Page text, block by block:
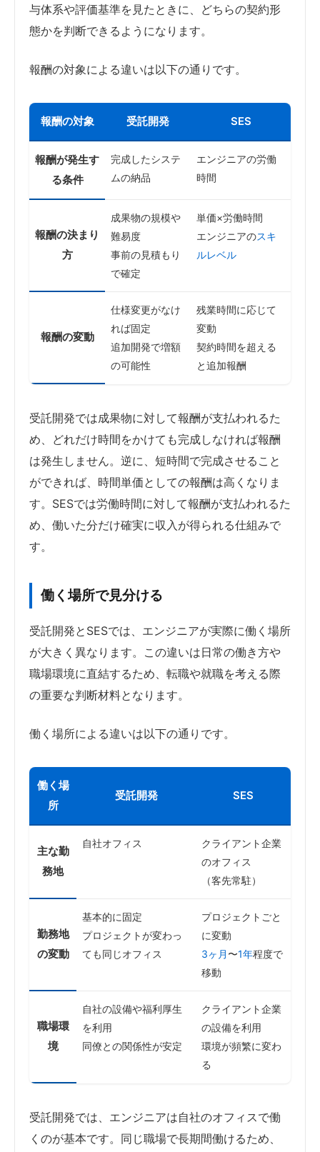
与体系や評価基準を見たときに、どちらの契約形
態かを判断できるようになります。
報酬の対象による違いは以下の通りです。
報酬の対象 受託開発 SES
報酬が発生す
る条件
完成したシステ
ムの納品
エンジニアの労働
時間
報酬の決まり
方
成果物の規模や
難易度
事前の見積もり
で確定
単価×労働時間
エンジニアのスキ
ルレベル
報酬の変動
仕様変更がなけ
れば固定
追加開発で増額
の可能性
残業時間に応じて
変動
契約時間を超える
と追加報酬
受託開発では成果物に対して報酬が支払われるた
め、どれだけ時間をかけても完成しなければ報酬
は発生しません。逆に、短時間で完成させること
ができれば、時間単価としての報酬は高くなりま
す。SESでは労働時間に対して報酬が支払われるた
め、働いた分だけ確実に収入が得られる仕組みで
す。
働く場所で見分ける
受託開発とSESでは、エンジニアが実際に働く場所
が大きく異なります。この違いは日常の働き方や
職場環境に直結するため、転職や就職を考える際
の重要な判断材料となります。
働く場所による違いは以下の通りです。
働く場
所
受託開発 SES
主な勤
務地
自社オフィス
クライアント企業
のオフィス
（客先常駐）
勤務地
の変動
基本的に固定
プロジェクトが変わっ
ても同じオフィス
プロジェクトごと
に変動
3ヶ月 〜1年程度で
移動
職場環
境
自社の設備や福利厚生
を利用
同僚との関係性が安定
クライアント企業
の設備を利用
環境が頻繁に変わ
る
受託開発では、エンジニアは自社のオフィスで働
くのが基本です。同じ職場で長期間働けるため、